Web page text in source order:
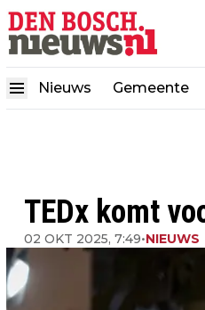
Nieuws Gemeente
TEDx komt
02 OKT 2025, 7:49•NIEUWS